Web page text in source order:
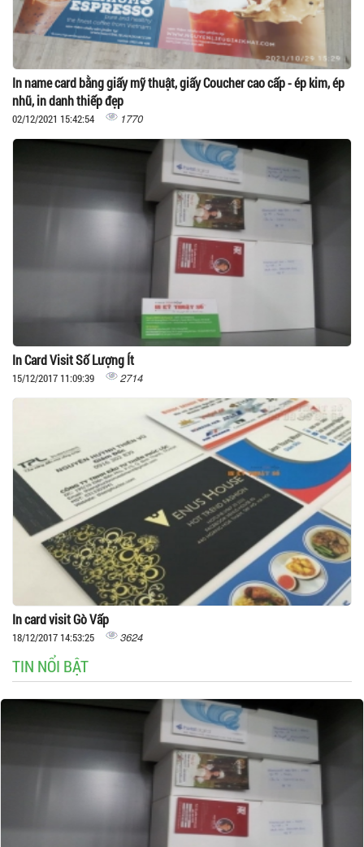
In name card bằng giấy mỹ thuật, giấy Coucher cao cấp - ép kim, ép
nhũ, in danh thiếp đẹp
02/12/2021 15:42:54 1770
In Card Visit Số Lượng Ít
15/12/2017 11:09:39 2714
In card visit Gò Vấp
18/12/2017 14:53:25 3624
TIN NỔI BẬT